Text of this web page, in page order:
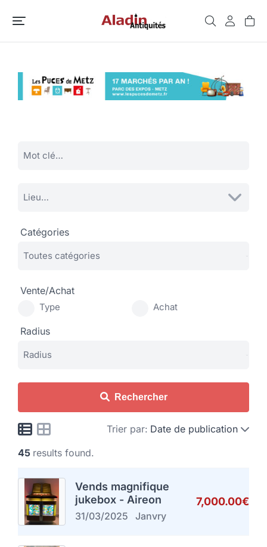
Catégories
Vente/Achat
Type Achat
Radius
Rechercher
Trier par: Date de publication
45 results found.
Vends magnifique
jukebox - Aireon
31/03/2025 Janvry
7,000.00€